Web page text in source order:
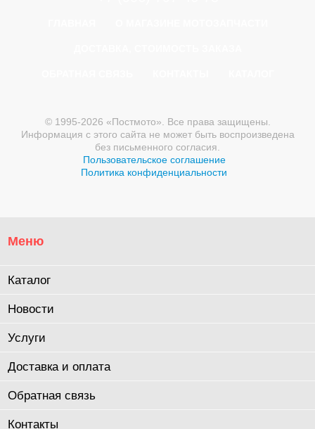
© 1995-2026 «Постмото». Все права защищены.
Информация с этого сайта не может быть воспроизведена
без письменного согласия.
Пользовательское соглашение
Политика конфиденциальности
Меню
Каталог
Новости
Услуги
Доставка и оплата
Обратная связь
Контакты